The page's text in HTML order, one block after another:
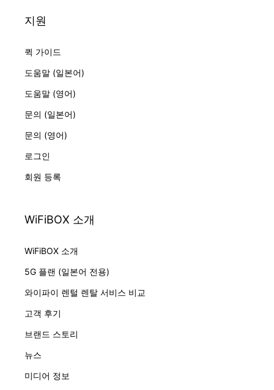
지원
퀵 가이드
도움말 (일본어)
도움말 (영어)
문의 (일본어)
문의 (영어)
로그인
회원 등록
WiFiBOX 소개
WiFiBOX 소개
5G 플랜 (일본어 전용)
와이파이 렌털 렌탈 서비스 비교
고객 후기
브랜드 스토리
뉴스
미디어 정보